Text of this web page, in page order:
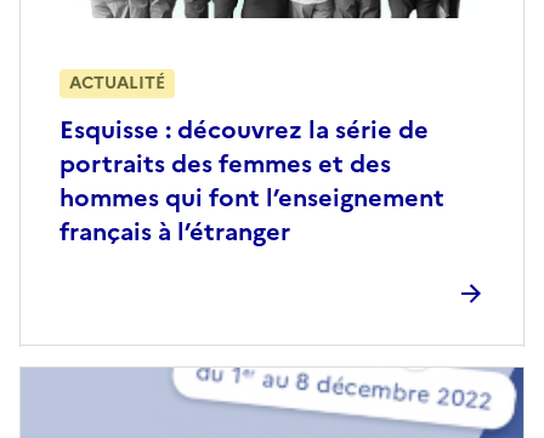
Esquisse : découvrez la série de
portraits des femmes et des
hommes qui font l’enseignement
français à l’étranger
ACTUALITÉ